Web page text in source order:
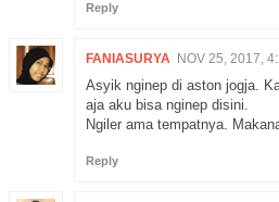
Reply
FANIASURYA NOV 25, 2017,
Asyik nginep di aston jogja.
aja aku bisa nginep disini.
Ngiler ama tempatnya.
Reply